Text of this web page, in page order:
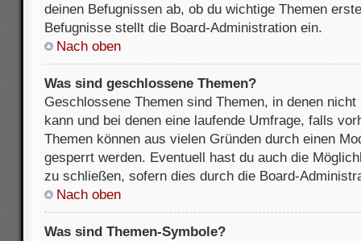
deinen Befugnissen ab, ob du wichtige Themen
Befugnisse stellt die Board-Administration ein.
Nach oben
Was sind geschlossene Themen?
Geschlossene Themen sind Themen, in denen
kann und bei denen eine laufende Umfrage, falls
Themen können aus vielen Gründen durch einen
gesperrt werden. Eventuell hast du auch die
zu schließen, sofern dies durch die Board-
Nach oben
Was sind Themen-Symbole?